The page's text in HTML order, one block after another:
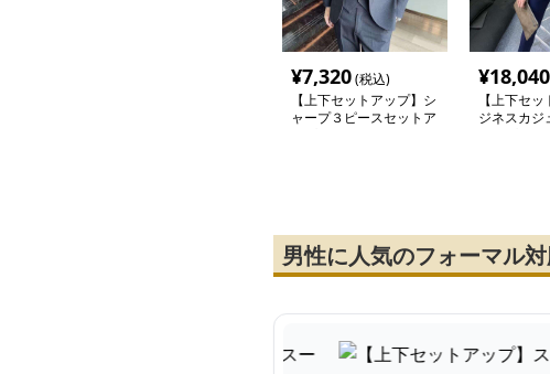
¥7,320(税込)
【上下セットアップ】シ
ャープ３ピースセットア
¥18,040
【上下セ
ジネスカジ
男性に人気のフォーマル